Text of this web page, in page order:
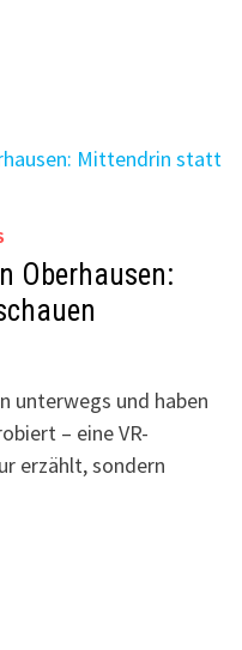
Oberhausen:
unterwegs und haben
– eine VR-
erzählt, sondern